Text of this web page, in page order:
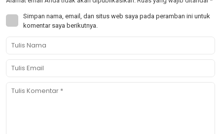
Simpan nama, email, dan situs web saya pada peramban ini untuk
komentar saya berikutnya.